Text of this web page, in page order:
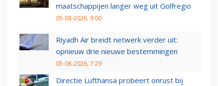
maatschappijen langer weg uit Golfregio
05-08-2026, 9:00
Riyadh Air breidt netwerk verder uit:
opnieuw drie nieuwe bestemmingen
05-08-2026, 7:29
Directie Lufthansa probeert onrust bij